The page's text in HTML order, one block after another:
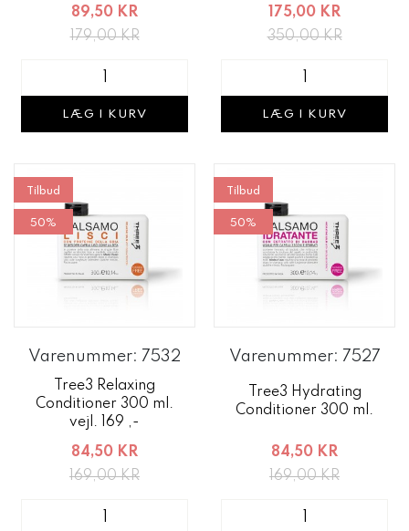
89,50 KR
179,00 KR
LÆG I KURV
175,00 KR
350,00 KR
LÆG I KURV
Tilbud
50%
Varenummer: 7532
Tree3 Relaxing
Conditioner 300 ml.
vejl. 169 ,-
84,50 KR
169,00 KR
Tilbud
50%
Varenummer: 7527
Tree3 Hydrating
Conditioner 300 ml.
84,50 KR
169,00 KR